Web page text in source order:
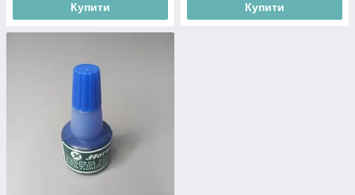
Купити Купити